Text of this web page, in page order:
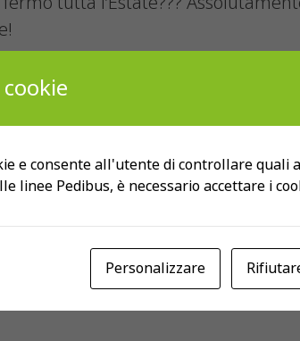
arriva a casa vostra per rendere
volta in Svizzera il CicloCinema
velo Ticino e grazie al sostegno
ed auto-sostenibile per
ritrovarsi insieme.
l’uso di dieci biciclette per
e consente all'utente di controllare quali
linee Pedibus, è necessario accettare i
Personalizzare